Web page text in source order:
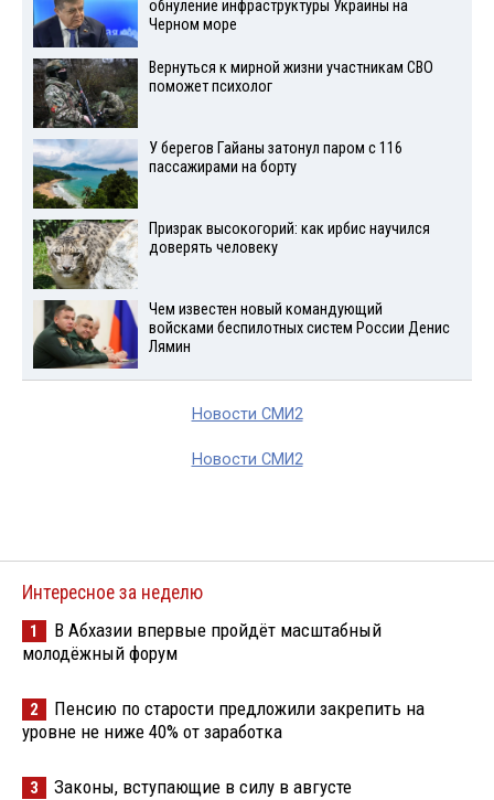
обнуление инфраструктуры Украины на
Черном море
Вернуться к мирной жизни участникам СВО
поможет психолог
У берегов Гайаны затонул паром с 116
пассажирами на борту
Призрак высокогорий: как ирбис научился
доверять человеку
Чем известен новый командующий
войсками беспилотных систем России Денис
Лямин
Новости СМИ2
Новости СМИ2
Интересное за неделю
1
В Абхазии впервые пройдёт масштабный
молодёжный форум
2
Пенсию по старости предложили закрепить на
уровне не ниже 40% от заработка
3 Законы, вступающие в силу в августе